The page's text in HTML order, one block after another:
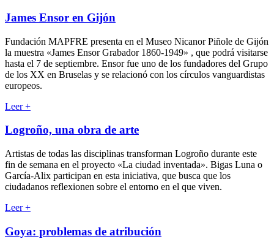
James Ensor en Gijón
Fundación MAPFRE presenta en el Museo Nicanor Piñole de Gijón
la muestra «James Ensor Grabador 1860-1949» , que podrá visitarse
hasta el 7 de septiembre. Ensor fue uno de los fundadores del Grupo
de los XX en Bruselas y se relacionó con los círculos vanguardistas
europeos.
Leer+
Logroño, una obra de arte
Artistas de todas las disciplinas transforman Logroño durante este
fin de semana en el proyecto «La ciudad inventada». Bigas Luna o
García-Alix participan en esta iniciativa, que busca que los
ciudadanos reflexionen sobre el entorno en el que viven.
Leer+
Goya: problemas de atribución